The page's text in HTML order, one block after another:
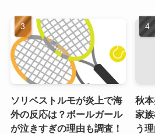
ソリベストルモが炎上で海
外の反応は？ボールガール
が泣きすぎの理由も調査！
秋
家
う